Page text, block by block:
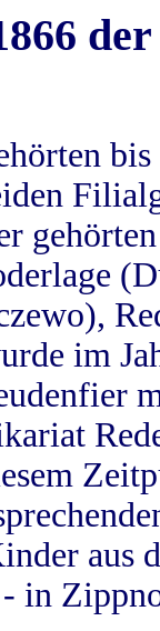
im
aus
in